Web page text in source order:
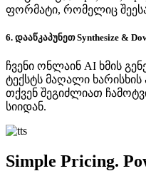
ფორმატი, რომელიც
6. დააწკაპუნეთ Synthesize &
ჩვენი ონლაინ AI ხმის
ტექსტს მაღალი
თქვენ შეგიძლიათ
სიიდან.
Simple Pricing.